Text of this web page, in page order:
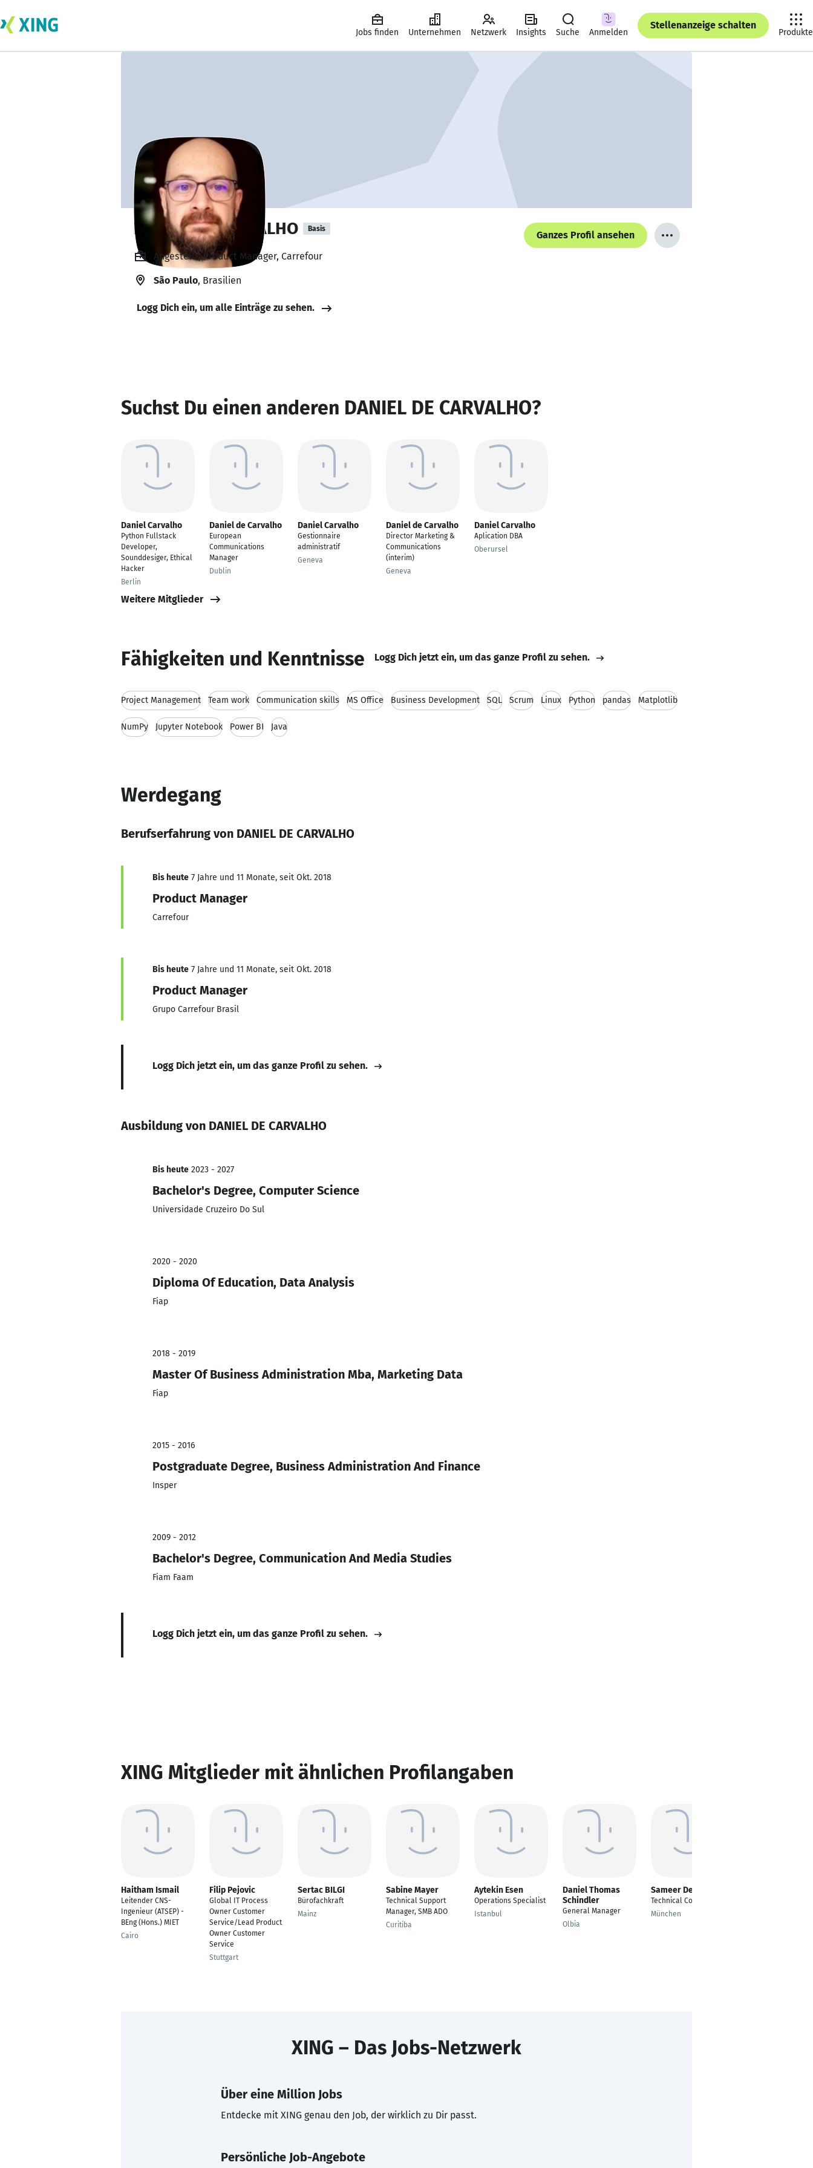
Jobs finden Unternehmen Netzwerk Insights Suche Anmelden
Stellenanzeige schalten
Produkte
DANIEL DE CARVALHO Basis
Ganzes Profil ansehen
Angestellt, Product Manager, Carrefour
São Paulo, Brasilien
Logg Dich ein, um alle Einträge zu sehen.
Suchst Du einen anderen DANIEL DE CARVALHO?
Daniel Carvalho
Python Fullstack
Developer,
Sounddesiger, Ethical
Hacker
Berlin
Daniel de Carvalho
European
Communications
Manager
Dublin
Daniel Carvalho
Gestionnaire
administratif
Geneva
Daniel de Carvalho
Director Marketing &
Communications
(interim)
Geneva
Daniel Carvalho
Aplication DBA
Oberursel
Weitere Mitglieder
Fähigkeiten und Kenntnisse Logg Dich jetzt ein, um das ganze Profil zu sehen.
Project Management Team work Communication skills MS Office Business Development SQL Scrum Linux Python pandas Matplotlib
NumPy Jupyter Notebook Power BI Java
Werdegang
Berufserfahrung von DANIEL DE CARVALHO
Bis heute 7 Jahre und 11 Monate, seit Okt. 2018
Product Manager
Carrefour
Bis heute 7 Jahre und 11 Monate, seit Okt. 2018
Product Manager
Grupo Carrefour Brasil
Logg Dich jetzt ein, um das ganze Profil zu sehen.
Ausbildung von DANIEL DE CARVALHO
Bis heute 2023 - 2027
Bachelor's Degree, Computer Science
Universidade Cruzeiro Do Sul
2020 - 2020
Diploma Of Education, Data Analysis
Fiap
2018 - 2019
Master Of Business Administration Mba, Marketing Data
Fiap
2015 - 2016
Postgraduate Degree, Business Administration And Finance
Insper
2009 - 2012
Bachelor's Degree, Communication And Media Studies
Fiam Faam
Logg Dich jetzt ein, um das ganze Profil zu sehen.
XING Mitglieder mit ähnlichen Profilangaben
Haitham Ismail
Leitender CNS-
Ingenieur (ATSEP) -
BEng (Hons.) MIET
Cairo
Filip Pejovic
Global IT Process
Owner Customer
Service/Lead Product
Owner Customer
Service
Stuttgart
Sertac BILGI
Bürofachkraft
Mainz
Sabine Mayer
Technical Support
Manager, SMB ADO
Curitiba
Aytekin Esen
Operations Specialist
Istanbul
Daniel Thomas
Schindler
General Manager
Olbia
Sameer Desai
Technical Consultant
München
XING – Das Jobs-Netzwerk
Über eine Million Jobs
Entdecke mit XING genau den Job, der wirklich zu Dir passt.
Persönliche Job-Angebote